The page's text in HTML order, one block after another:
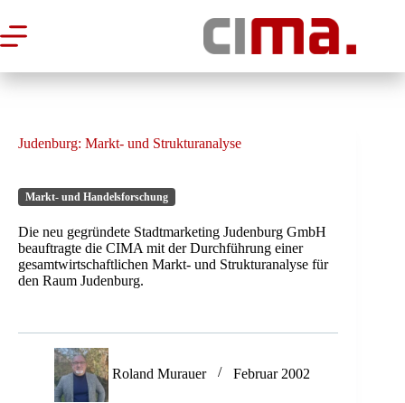
Inhalt
springen
Judenburg: Markt- und Strukturanalyse
Markt- und Handelsforschung
Die neu gegründete Stadtmarketing Judenburg GmbH
beauftragte die CIMA mit der Durchführung einer
gesamtwirtschaftlichen Markt- und Strukturanalyse für
den Raum Judenburg.
Roland Murauer Februar 2002